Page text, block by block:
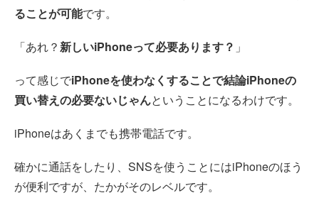
ることが可能です。
「あれ？新しいiPhoneって必要あります？ 」
って感じでiPhoneを使わなくすることで結論iPhoneの
買い替えの必要ないじゃんということになるわけです。
iPhoneはあくまでも携帯電話です。
確かに通話をしたり、SNSを使うことにはiPhoneのほう
が便利ですが、たかがそのレベルです。